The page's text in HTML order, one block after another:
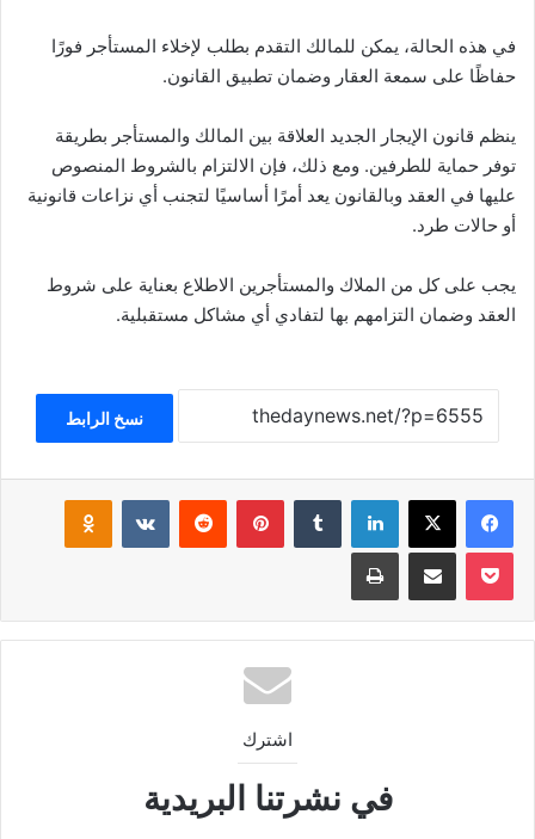
في هذه الحالة، يمكن للمالك التقدم بطلب لإخلاء المستأجر فورًا
حفاظًا على سمعة العقار وضمان تطبيق القانون.
ينظم قانون الإيجار الجديد العلاقة بين المالك والمستأجر بطريقة
توفر حماية للطرفين. ومع ذلك، فإن الالتزام بالشروط المنصوص
عليها في العقد وبالقانون يعد أمرًا أساسيًا لتجنب أي نزاعات قانونية
أو حالات طرد.
يجب على كل من الملاك والمستأجرين الاطلاع بعناية على شروط
العقد وضمان التزامهم بها لتفادي أي مشاكل مستقبلية.
نسخ الرابط
فيسبوك ‫X لينكدإن بينتيريست
‫Pocket مشاركة عبر البريد طباعة
اشترك
في نشرتنا البريدية